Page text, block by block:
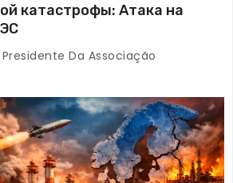
катастрофы: Атака на
Presidente Da Associação